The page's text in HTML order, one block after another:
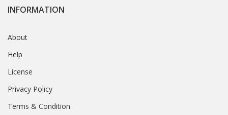
INFORMATION
About
Help
License
Privacy Policy
Terms & Condition